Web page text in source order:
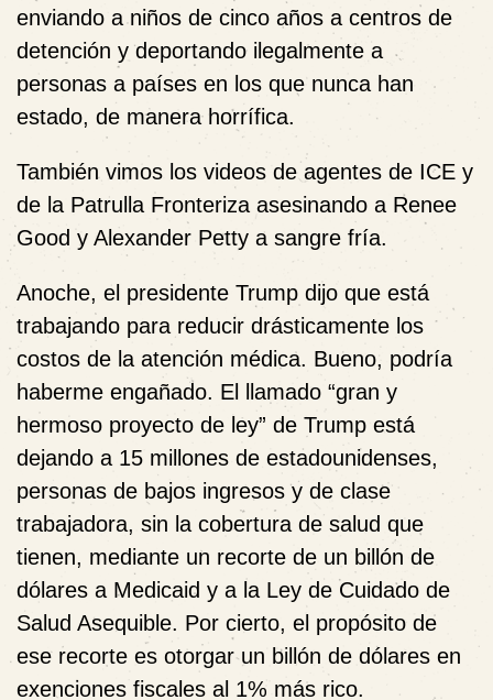
enviando a niños de cinco años a centros de
detención y deportando ilegalmente a
personas a países en los que nunca han
estado, de manera horrífica.
También vimos los videos de agentes de ICE y
de la Patrulla Fronteriza asesinando a Renee
Good y Alexander Petty a sangre fría.
Anoche, el presidente Trump dijo que está
trabajando para reducir drásticamente los
costos de la atención médica. Bueno, podría
haberme engañado. El llamado “gran y
hermoso proyecto de ley” de Trump está
dejando a 15 millones de estadounidenses,
personas de bajos ingresos y de clase
trabajadora, sin la cobertura de salud que
tienen, mediante un recorte de un billón de
dólares a Medicaid y a la Ley de Cuidado de
Salud Asequible. Por cierto, el propósito de
ese recorte es otorgar un billón de dólares en
exenciones fiscales al 1% más rico.